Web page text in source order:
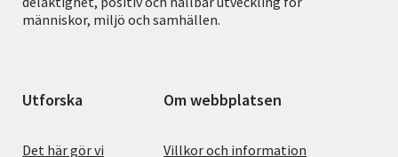
människor, miljö och samhällen.
Utforska
Det här gör vi
Om webbplatsen
Villkor och information